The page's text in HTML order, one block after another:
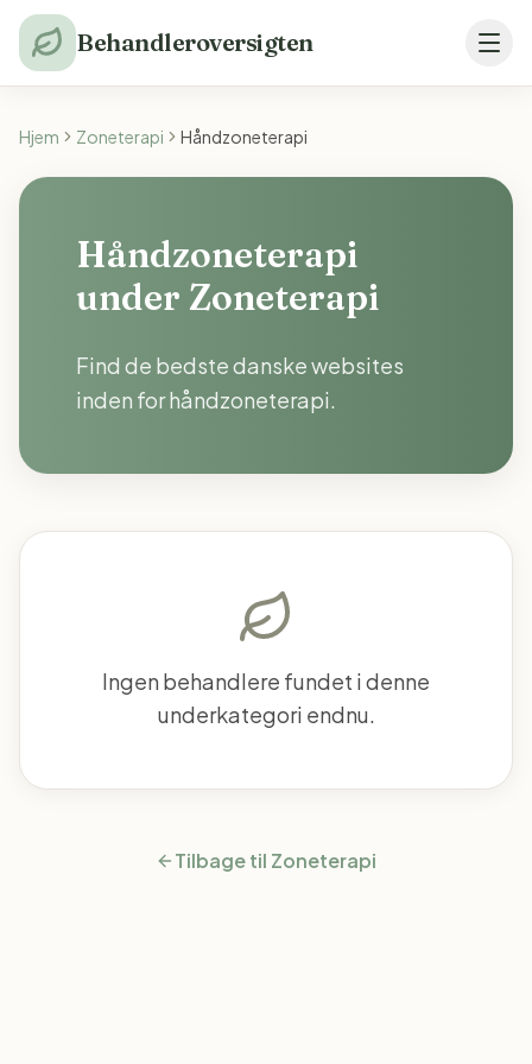
Behandleroversigten
Hjem Zoneterapi Håndzoneterapi
Håndzoneterapi
under Zoneterapi
Find de bedste danske websites
inden for håndzoneterapi.
Ingen behandlere fundet i denne
underkategori endnu.
Tilbage til Zoneterapi